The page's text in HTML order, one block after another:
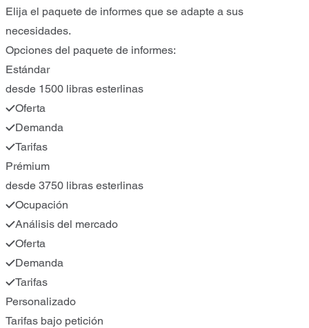
Elija el paquete de informes que se adapte a sus
necesidades.
Opciones del paquete de informes:
Estándar
desde 1500 libras esterlinas
Oferta
Demanda
Tarifas
Prémium
desde 3750 libras esterlinas
Ocupación
Análisis del mercado
Oferta
Demanda
Tarifas
Personalizado
Tarifas bajo petición